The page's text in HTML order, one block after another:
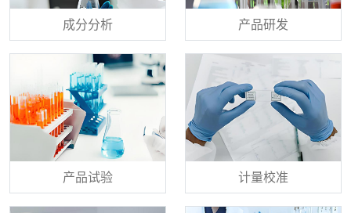
成分分析 产品研发
产品试验 计量校准